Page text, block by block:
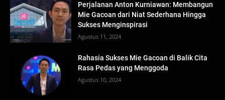
Perjalanan Anton Kurniawan: Membangun
Mie Gacoan dari Niat Sederhana Hingga
Sukses Menginspirasi
Agustus 11, 2024
Rahasia Sukses Mie Gacoan di Balik Cita
Rasa Pedas yang Menggoda
Agustus 10, 2024